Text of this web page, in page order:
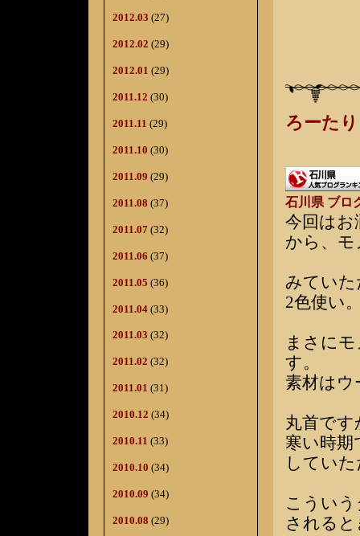
2012.03 (27)
2012.02 (29)
2012.01 (29)
2011.12 (30)
2011.11 (29)
2011.10 (30)
2011.09 (29)
2011.08 (37)
2011.07 (32)
2011.06 (37)
2011.05 (36)
2011.04 (33)
2011.03 (32)
2011.02 (32)
2011.01 (31)
2010.12 (34)
2010.11 (33)
2010.10 (34)
2010.09 (34)
2010.08 (29)
ろーた
石川県 ブロ
今回はお
から、
みてい
2色使い
まさに
す。
素材はウ
丸首で
寒い時
してい
こうい
される